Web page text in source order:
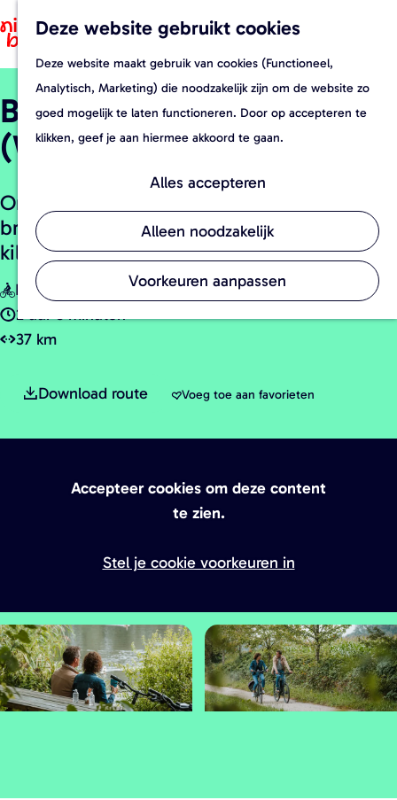
Deze website gebruikt cookies
Deze website maakt gebruik van cookies (Functioneel,
Analytisch, Marketing) die noodzakelijk zijn om de website zo
goed mogelijk te laten functioneren. Door op accepteren te
klikken, geef je aan hiermee akkoord te gaan.
Alles accepteren
Alleen noodzakelijk
Voorkeuren aanpassen
a
n
a
r
d
e
h
o
m
F
a
v
o
r
e
t
e
n
Z
o
e
k
e
M
e
n
Brouwroute Maashorst
(Water) | Made in Brabant
Ontdek het belang van water in het
brouwproces met deze fietsroute van 37
kilometer door gemeente Maashorst.
2 uur 5 minuten
37 km
Voeg toe aan favorieten
Voeg toe aan favorieten
Download route
Accepteer cookies om deze content
te zien.
Stel je cookie voorkeuren in